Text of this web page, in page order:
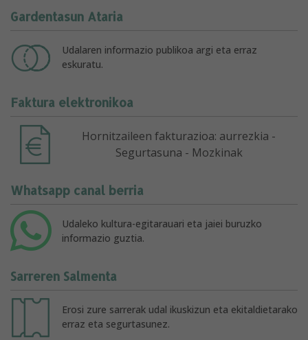
Gardentasun Ataria
Udalaren informazio publikoa argi eta erraz
eskuratu.
Faktura elektronikoa
Hornitzaileen fakturazioa: aurrezkia -
Segurtasuna - Mozkinak
Whatsapp canal berria
Udaleko kultura-egitarauari eta jaiei buruzko
informazio guztia.
Sarreren Salmenta
Erosi zure sarrerak udal ikuskizun eta ekitaldietarako
erraz eta segurtasunez.